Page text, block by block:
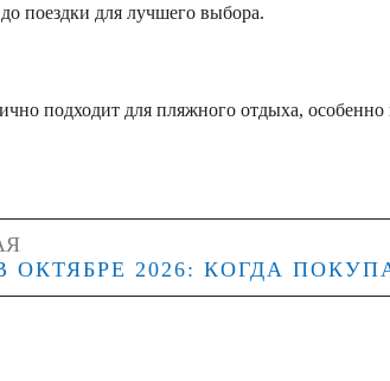
поездки для лучшего выбора.
подходит для пляжного отдыха,